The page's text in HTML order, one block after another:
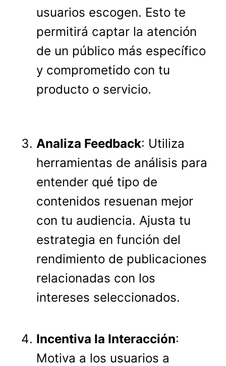
usuarios escogen. Esto te
permitirá captar la atención
de un público más específico
y comprometido con tu
producto o servicio.
Analiza Feedback: Utiliza
herramientas de análisis para
entender qué tipo de
contenidos resuenan mejor
con tu audiencia. Ajusta tu
estrategia en función del
rendimiento de publicaciones
relacionadas con los
intereses seleccionados.
Incentiva la Interacción:
Motiva a los usuarios a